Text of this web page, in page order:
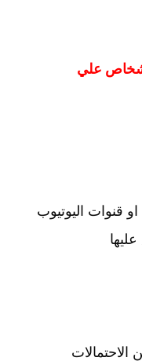
علي
قنوات اليوتيوب